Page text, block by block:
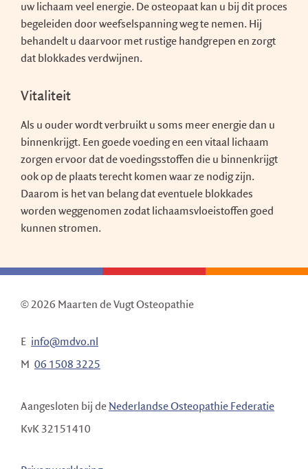
uw lichaam veel energie. De osteopaat kan u bij dit proces
begeleiden door weefselspanning weg te nemen. Hij
behandelt u daarvoor met rustige handgrepen en zorgt
dat blokkades verdwijnen.
Vitaliteit
Als u ouder wordt verbruikt u soms meer energie dan u
binnenkrijgt. Een goede voeding en een vitaal lichaam
zorgen ervoor dat de voedingsstoffen die u binnenkrijgt
ook op de plaats terecht komen waar ze nodig zijn.
Daarom is het van belang dat eventuele blokkades
worden weggenomen zodat lichaamsvloeistoffen goed
kunnen stromen.
© 2026 Maarten de Vugt Osteopathie
E info@mdvo.nl
M 06 1508 3225
Aangesloten bij deNederlandse Osteopathie Federatie
KvK 32151410